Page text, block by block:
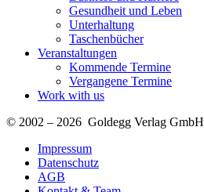
Gesundheit und Leben
Unterhaltung
Taschenbücher
Veranstaltungen
Kommende Termine
Vergangene Termine
Work with us
© 2002 – 2026 Goldegg Verlag GmbH
Impressum
Datenschutz
AGB